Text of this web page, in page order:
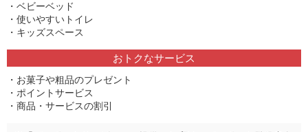
ベビーベッド
使いやすいトイレ
キッズスペース
おトクなサービス
お菓子や粗品のプレゼント
ポイントサービス
商品・サービスの割引